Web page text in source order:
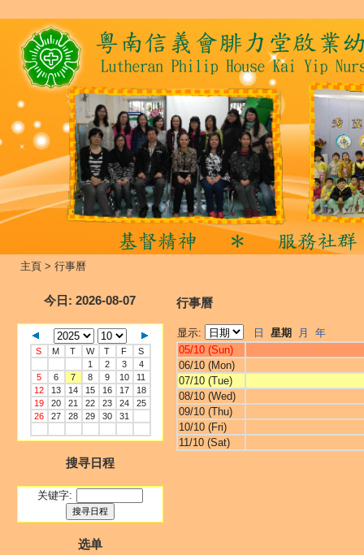
主頁 > 行事曆
今日 : 2026-08-07
S M T W T F
S
1
2 3
4
5
6 7 8 9 10
11
12
13 14 15 16 17
18
19
20 21 22 23 24
25
26
27 28 29 30 31
搜寻日程
关键字:
选单
行事曆
显示: 日 星期 月
年
05/10 (Sun)
06/10 (Mon)
07/10 (Tue)
08/10 (Wed)
09/10 (Thu)
10/10 (Fri)
11/10 (Sat)